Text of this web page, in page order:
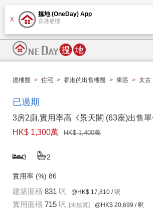
X
搵地 (OneDay) App
香港搵樓
搵樓盤 > 住宅 > 香港的出售樓盤 > 東區 > 太古
已過期
3房2廁,實用率高《景天閣 (63座)出售單
HK$ 1,300萬
HK$ 1,400萬
3 2
實用率 (%) 86
建築面積 831 呎 @HK$ 17,810 / 呎
實用面積 715 呎 [未核實] @HK$ 20,699 / 呎